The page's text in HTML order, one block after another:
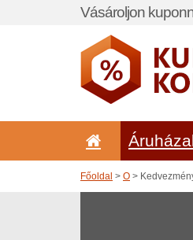
Vásároljon
Főoldal > O >